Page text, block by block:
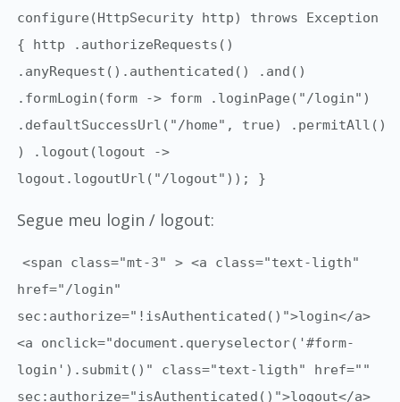
configure(HttpSecurity http) throws Exception
{ http .authorizeRequests()
.anyRequest().authenticated() .and()
.formLogin(form -> form .loginPage("/login")
.defaultSuccessUrl("/home", true) .permitAll()
) .logout(logout ->
logout.logoutUrl("/logout")); }
Segue meu login / logout:
<span class="mt-3" > <a class="text-ligth"
href="/login"
sec:authorize="!isAuthenticated()">login</a>
<a onclick="document.queryselector('#form-
login').submit()" class="text-ligth" href=""
sec:authorize="isAuthenticated()">logout</a>